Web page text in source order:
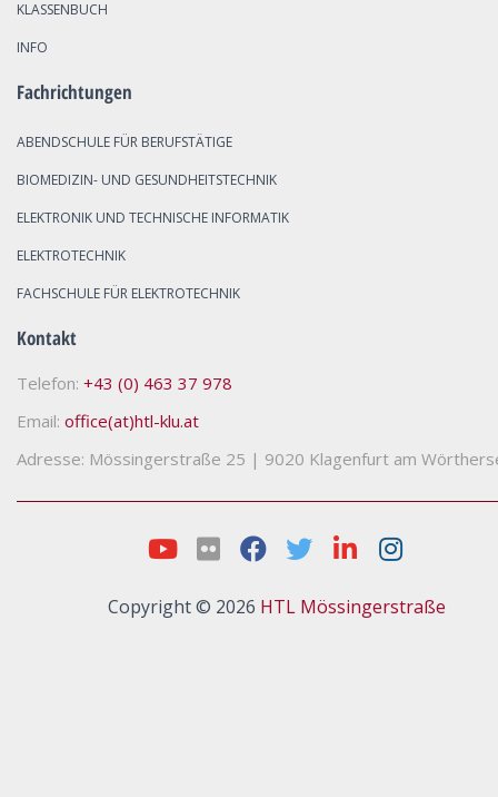
KLASSENBUCH
INFO
Fachrichtungen
ABENDSCHULE FÜR BERUFSTÄTIGE
BIOMEDIZIN- UND GESUNDHEITSTECHNIK
ELEKTRONIK UND TECHNISCHE INFORMATIK
ELEKTROTECHNIK
FACHSCHULE FÜR ELEKTROTECHNIK
Kontakt
Telefon: +43 (0) 463 37 978
Email: office(at)htl-klu.at
Adresse: Mössingerstraße 25 | 9020 Klagenfurt am
Copyright © 2026 HTL Mössingerstraße